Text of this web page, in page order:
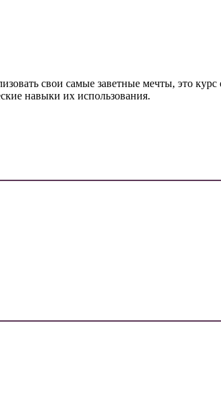
свои самые заветные мечты, это
навыки их использования.